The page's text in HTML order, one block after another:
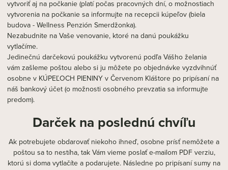
vytvoriť aj na počkanie (platí počas pracovných dní, o možnostiach
vytvorenia na počkanie sa informujte na recepcii kúpeľov (biela
budova - Wellness Penzión Smerdžonka).
Nezabudnite na Vaše venovanie, ktoré na danú poukážku
vytlačíme.
Jedinečnú darčekovú poukážku vytvorenú podľa Vášho želania
vám zašleme poštou alebo si ju môžete po objednávke vyzdvihnúť
osobne v KÚPEĽOCH PIENINY v Červenom Kláštore po pripísaní na
náš bankový účet (o možnosti osobného prevzatia sa informujte
predom).
Darček na poslednú chvíľu
Ak potrebujete obdarovať niekoho ihneď, osobne prísť nemôžete a
poštou sa to nestíha, tak Vám vieme poslať e-mailom PDF verziu,
ktorú si doma vytlačíte a podarujete. Následne po pripísaní sumy na